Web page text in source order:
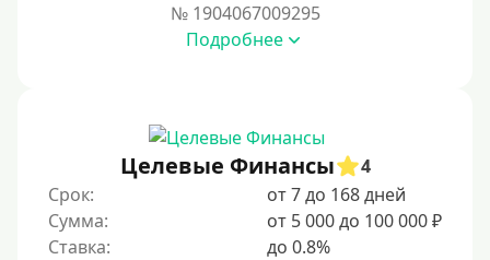
Моментум (Momentum)
Через систему Контакт (Contact)
Золотая Корона
№ 1904067009295
Подробнее
Целевые Финансы
4
Срок:
от 7 до 168 дней
Сумма:
от 5 000 до 100 000 ₽
Ставка:
до 0.8%